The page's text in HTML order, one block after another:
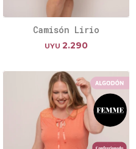
Camisón Lirio
UYU 2.290